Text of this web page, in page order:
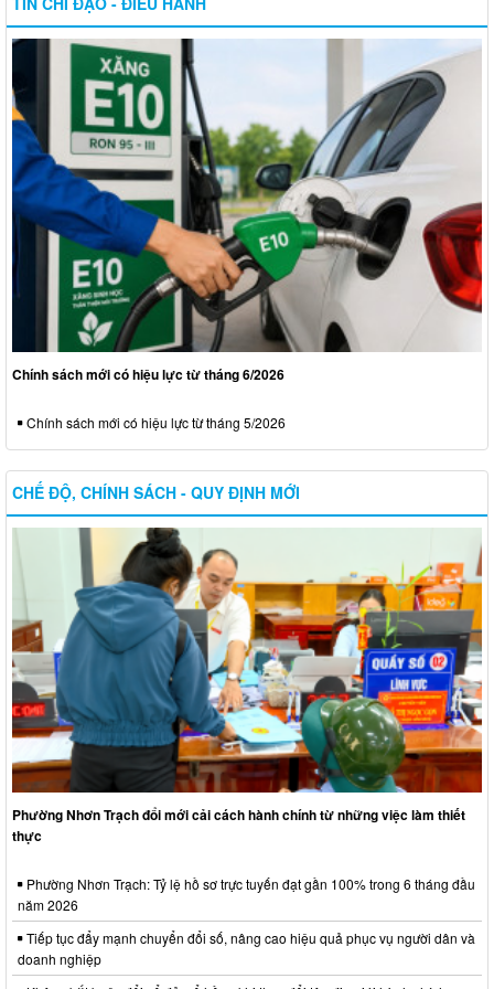
Chính sách mới có hiệu lực từ tháng 6/2026
Chính sách mới có hiệu lực từ tháng 5/2026
CHẾ ĐỘ, CHÍNH SÁCH - QUY ĐỊNH MỚI
Phường Nhơn Trạch đổi mới cải cách hành chính từ những việc làm thiết
thực
Phường Nhơn Trạch: Tỷ lệ hồ sơ trực tuyến đạt gần 100% trong 6 tháng đầu
năm 2026
Tiếp tục đẩy mạnh chuyển đổi số, nâng cao hiệu quả phục vụ người dân và
doanh nghiệp